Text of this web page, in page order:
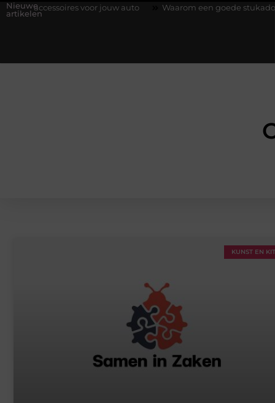
Nieuwe
artikelen
voor jouw auto Waarom een goede
KUNST EN